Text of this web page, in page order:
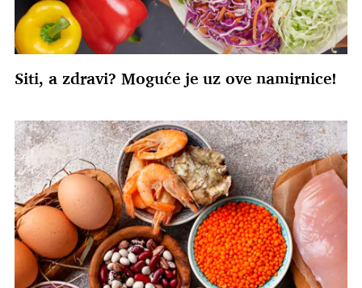
Siti, a zdravi? Moguće je uz ove namirnice!